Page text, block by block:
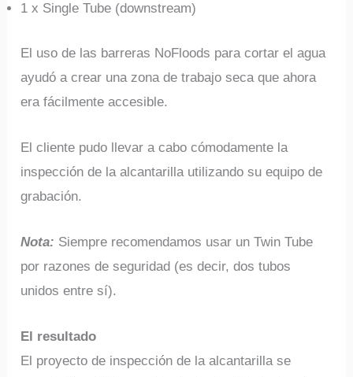
1 x Single Tube (downstream)
El uso de las barreras NoFloods para cortar el agua
ayudó a crear una zona de trabajo seca que ahora
era fácilmente accesible.
El cliente pudo llevar a cabo cómodamente la
inspección de la alcantarilla utilizando su equipo de
grabación.
Nota: Siempre recomendamos usar un Twin Tube
por razones de seguridad (es decir, dos tubos
unidos entre sí).
El resultado
El proyecto de inspección de la alcantarilla se